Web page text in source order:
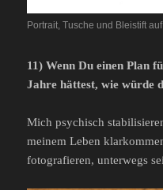
Portrait, Tusche und Bleistift
11) Wenn Du einen Plan
Jahre hättest, wie würde
Mich psychisch
meinem Leben
fotografieren, unterwegs